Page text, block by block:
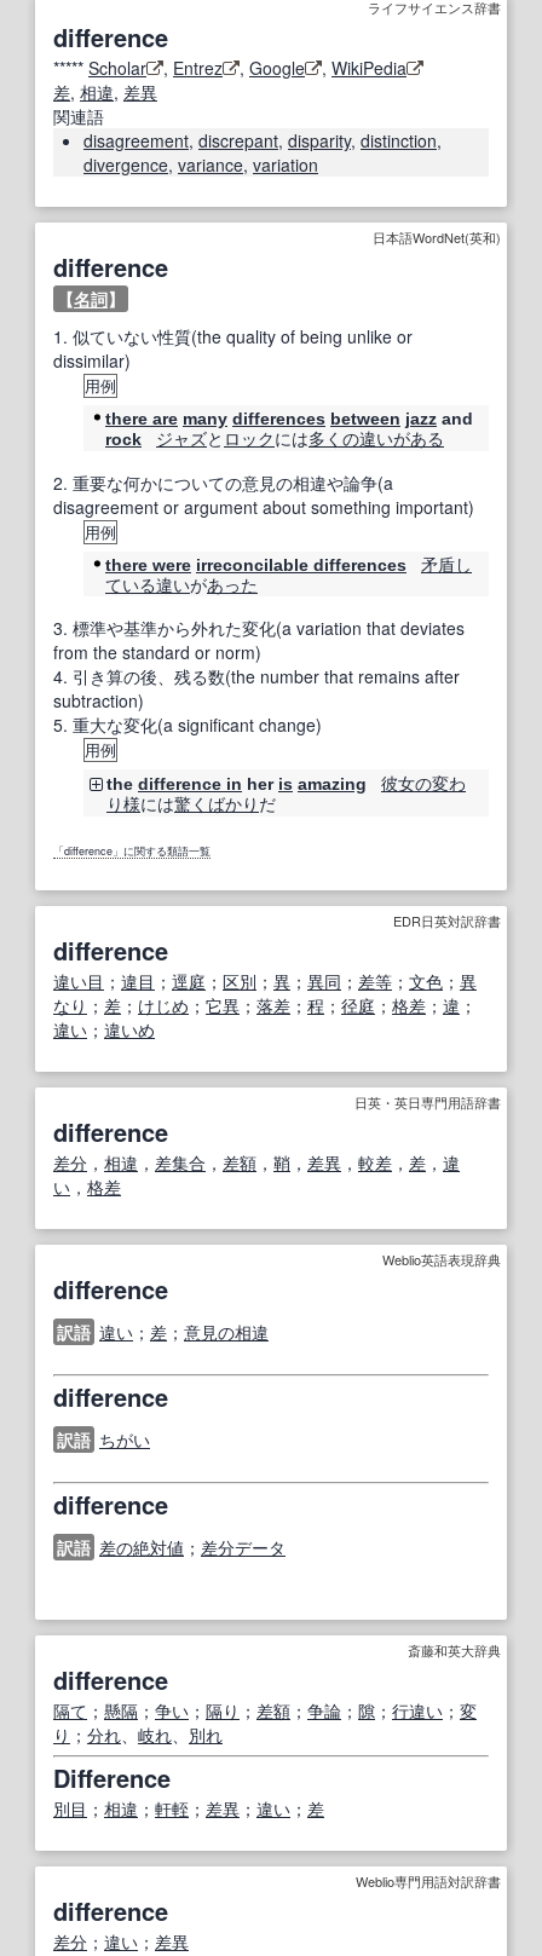
ライフサイエンス辞書
difference
***** Scholar , Entrez , Google , WikiPedia
差, 相違, 差異
関連語
disagreement, discrepant, disparity, distinction,
divergence, variance, variation
日本語WordNet(英和)
difference
【名詞】
1. 似ていない性質(the quality of being unlike or
dissimilar)
用例
there are many differences between jazz and
rock
ジャズと ロックには多くの違いがある
2. 重要な何かについての意見の相違や論争(a
disagreement or argument about something important)
用例
there were irreconcilable differences
矛盾し
ている違いがあった
3. 標準や基準から外れた変化(a variation that deviates
from the standard or norm)
4. 引き算の後、残る数(the number that remains after
subtraction)
5. 重大な変化(a significant change)
用例
the difference in her is amazing 彼女の変わ
り様には驚く ばかり だ
「difference」に関する類語一覧
EDR日英対訳辞書
difference
違い目 ； 違目 ； 逕庭 ； 区別 ； 異 ； 異同 ； 差等 ； 文色 ； 異
なり ； 差 ； けじめ ； 它異 ； 落差 ； 程 ； 径庭 ； 格差 ； 違 ；
違い ； 違いめ
日英・英日専門用語辞書
difference
差分 ， 相違 ， 差集合 ， 差額 ， 鞘 ， 差異 ， 較差 ， 差 ， 違
い ， 格差
Weblio英語表現辞典
difference
訳語 違い ； 差 ； 意見の相違
difference
訳語 ちがい
difference
訳語 差の絶対値 ； 差分データ
斎藤和英大辞典
difference
隔て ； 懸隔 ； 争い ； 隔り ； 差額 ； 争論 ； 隙 ； 行違い ； 変
り ； 分れ、 岐れ、 別れ
Difference
別目 ； 相違 ； 軒輊 ； 差異 ； 違い ； 差
Weblio専門用語対訳辞書
difference
差分 ； 違い ； 差異